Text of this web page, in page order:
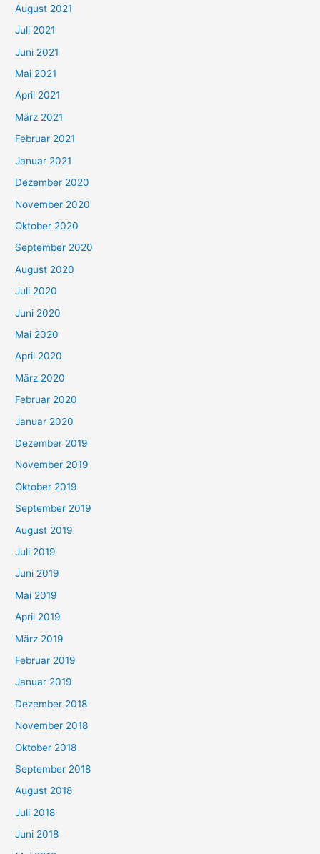
n
a
c
h
:
August 2021
Juli 2021
Juni 2021
Mai 2021
April 2021
März 2021
Februar 2021
Januar 2021
Dezember 2020
November 2020
Oktober 2020
September 2020
August 2020
Juli 2020
Juni 2020
Mai 2020
April 2020
März 2020
Februar 2020
Januar 2020
Dezember 2019
November 2019
Oktober 2019
September 2019
August 2019
Juli 2019
Juni 2019
Mai 2019
April 2019
März 2019
Februar 2019
Januar 2019
Dezember 2018
November 2018
Oktober 2018
September 2018
August 2018
Juli 2018
Juni 2018